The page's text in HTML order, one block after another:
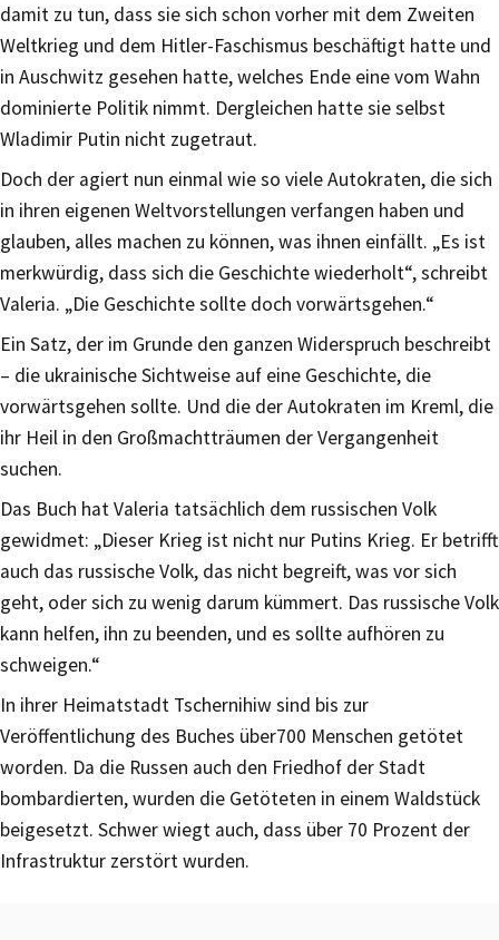
damit zu tun, dass sie sich schon vorher mit dem Zweiten
Weltkrieg und dem Hitler-Faschismus beschäftigt hatte und
in Auschwitz gesehen hatte, welches Ende eine vom Wahn
dominierte Politik nimmt. Dergleichen hatte sie selbst
Wladimir Putin nicht zugetraut.
Doch der agiert nun einmal wie so viele Autokraten, die sich
in ihren eigenen Weltvorstellungen verfangen haben und
glauben, alles machen zu können, was ihnen einfällt. „Es ist
merkwürdig, dass sich die Geschichte wiederholt“, schreibt
Valeria. „Die Geschichte sollte doch vorwärtsgehen.“
Ein Satz, der im Grunde den ganzen Widerspruch beschreibt
– die ukrainische Sichtweise auf eine Geschichte, die
vorwärtsgehen sollte. Und die der Autokraten im Kreml, die
ihr Heil in den Großmachtträumen der Vergangenheit
suchen.
Das Buch hat Valeria tatsächlich dem russischen Volk
gewidmet: „Dieser Krieg ist nicht nur Putins Krieg. Er betrifft
auch das russische Volk, das nicht begreift, was vor sich
geht, oder sich zu wenig darum kümmert. Das russische Volk
kann helfen, ihn zu beenden, und es sollte aufhören zu
schweigen.“
In ihrer Heimatstadt Tschernihiw sind bis zur
Veröffentlichung des Buches über700 Menschen getötet
worden. Da die Russen auch den Friedhof der Stadt
bombardierten, wurden die Getöteten in einem Waldstück
beigesetzt. Schwer wiegt auch, dass über 70 Prozent der
Infrastruktur zerstört wurden.